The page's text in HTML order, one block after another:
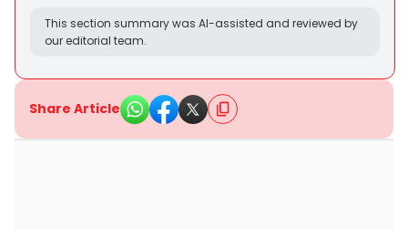
This section summary was AI-assisted and reviewed by
our editorial team.
Share Article